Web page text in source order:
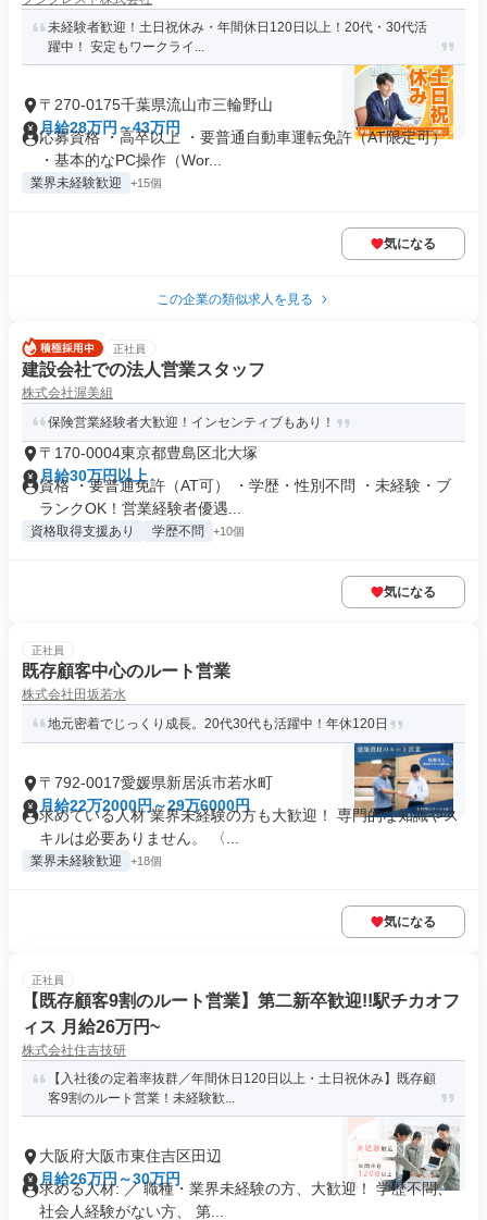
未経験者歓迎！土日祝休み・年間休日120日以上！20代・30代活
躍中！ 安定もワークライ...
〒270-0175千葉県流山市三輪野山
月給28万円～43万円
応募資格 ・⾼卒以上 ・要普通⾃動⾞運転免許（AT限定可）
・基本的なPC操作（Wor...
業界未経験歓迎 +15個
気になる
この企業の類似求人を見る
正社員
建設会社での法人営業スタッフ
株式会社渥美組
保険営業経験者大歓迎！インセンティブもあり！
〒170-0004東京都豊島区北大塚
月給30万円以上
資格 ・要普通免許（AT可） ・学歴・性別不問 ・未経験・ブ
ランクOK！営業経験者優遇...
資格取得支援あり 学歴不問 +10個
気になる
正社員
既存顧客中心のルート営業
株式会社田坂若水
地元密着でじっくり成長。20代30代も活躍中！年休120日
〒792-0017愛媛県新居浜市若水町
月給22万2000円～29万6000円
求めている人材 業界未経験の方も大歓迎！ 専門的な知識やス
キルは必要ありません。 〈...
業界未経験歓迎 +18個
気になる
正社員
【既存顧客9割のルート営業】第二新卒歓迎!!駅チカオフ
ィス 月給26万円~
株式会社住吉技研
【入社後の定着率抜群／年間休日120日以上・土日祝休み】既存顧
客9割のルート営業！未経験歓...
大阪府大阪市東住吉区田辺
月給26万円～30万円
求める人材: ／ 職種・業界未経験の方、大歓迎！ 学歴不問、
社会人経験がない方、 第...